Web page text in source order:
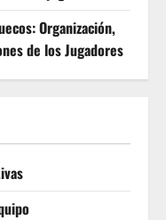
Organización,
de los Jugadores